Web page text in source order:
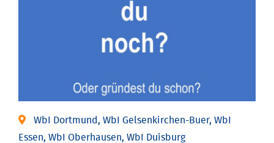
WbI Dortmund, WbI Gelsenkirchen-Buer, WbI
Essen, WbI Oberhausen, WbI Duisburg